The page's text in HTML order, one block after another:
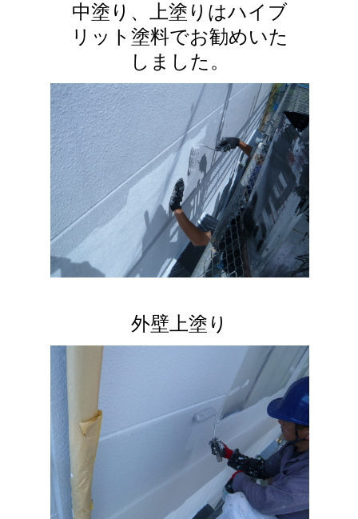
中塗り、上塗りはハイブ
リット塗料でお勧めいた
しました。
外壁上塗り